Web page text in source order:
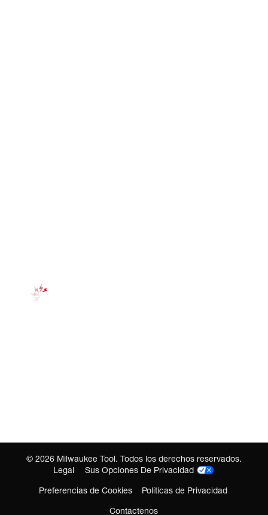
© 2026 Milwaukee Tool. Todos los derechos reservados.
Legal
Sus Opciones De Privacidad
Preferencias de Cookies
Políticas de Privacidad
Contáctenos